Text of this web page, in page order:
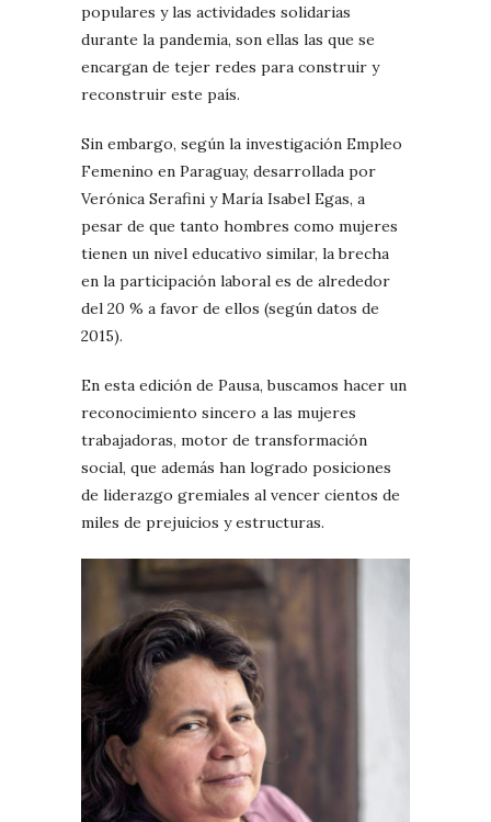
populares y las actividades solidarias
durante la pandemia, son ellas las que se
encargan de tejer redes para construir y
reconstruir este país.
Sin embargo, según la investigación Empleo
Femenino en Paraguay, desarrollada por
Verónica Serafini y María Isabel Egas, a
pesar de que tanto hombres como mujeres
tienen un nivel educativo similar, la brecha
en la participación laboral es de alrededor
del 20 % a favor de ellos (según datos de
2015).
En esta edición de Pausa, buscamos hacer un
reconocimiento sincero a las mujeres
trabajadoras, motor de transformación
social, que además han logrado posiciones
de liderazgo gremiales al vencer cientos de
miles de prejuicios y estructuras.